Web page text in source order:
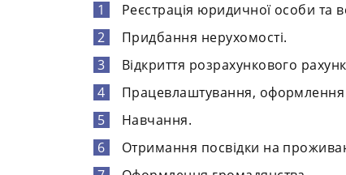
Реєстрація юридичної особи та
Придбання нерухомості.
Відкриття розрахункового
Працевлаштування, оформлення
Навчання.
Отримання посвідки на